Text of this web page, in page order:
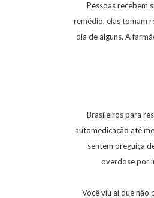
Pessoas recebem
remédio, elas tomam
dia de alguns. A
Brasileiros para
automedicação até
sentem preguiça
overdose por
Você viu aí que